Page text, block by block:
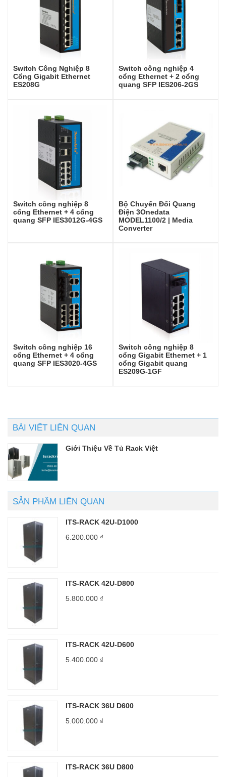
Switch Công Nghiệp 8
Cổng Gigabit Ethernet
ES208G
Switch công nghiệp 4
cổng Ethernet + 2 cổng
quang SFP IES206-2GS
Switch công nghiệp 8
cổng Ethernet + 4 cổng
quang SFP IES3012G-4GS
Bộ Chuyển Đổi Quang
Điện 3Onedata
MODEL1100/2 | Media
Converter
Switch công nghiệp 16
cổng Ethernet + 4 cổng
quang SFP IES3020-4GS
Switch công nghiệp 8
cổng Gigabit Ethernet + 1
cổng Gigabit quang
ES209G-1GF
BÀI VIẾT LIÊN QUAN
Giới Thiệu Về Tủ Rack Việt
SẢN PHẨM LIÊN QUAN
ITS-RACK 42U-D1000
6.200.000 ₫
ITS-RACK 42U-D800
5.800.000 ₫
ITS-RACK 42U-D600
5.400.000 ₫
ITS-RACK 36U D600
5.000.000 ₫
ITS-RACK 36U D800